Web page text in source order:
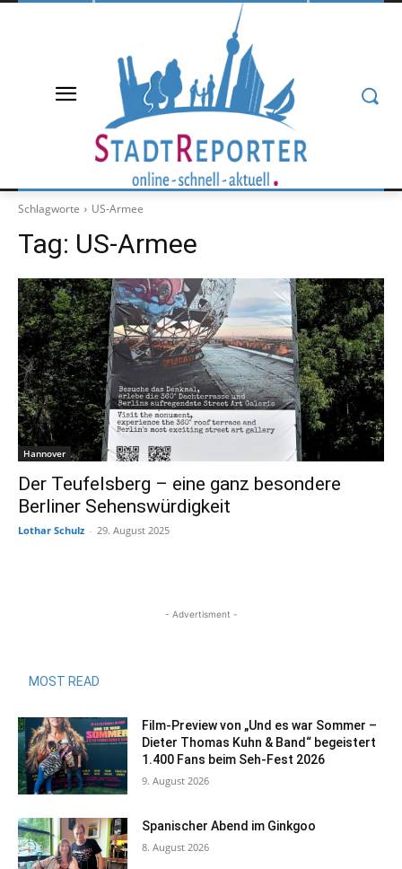
Schlagworte US-Armee
Tag: US-Armee
Hannover
Der Teufelsberg – eine ganz besondere
Berliner Sehenswürdigkeit
Lothar Schulz - 29. August 2025
- Advertisment -
MOST READ
Film-Preview von „Und es war Sommer –
Dieter Thomas Kuhn & Band“ begeistert
1.400 Fans beim Seh-Fest 2026
9. August 2026
Spanischer Abend im Ginkgoo
8. August 2026